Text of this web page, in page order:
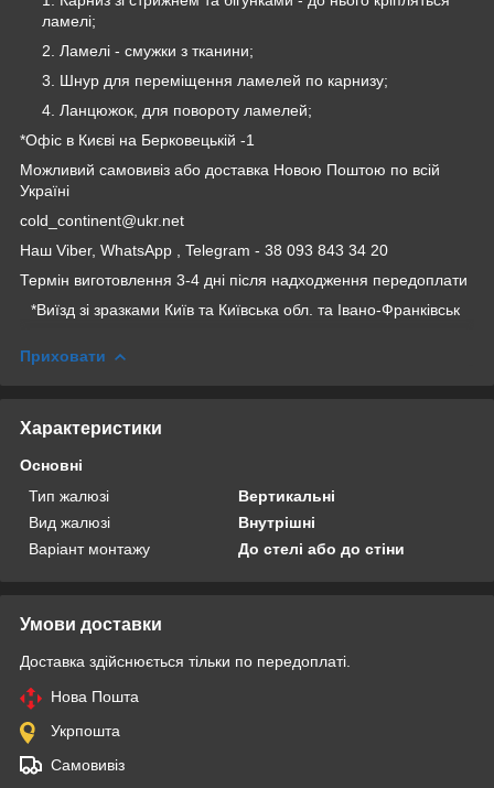
ламелі;
Ламелі - смужки з тканини;
Шнур для переміщення ламелей по карнизу;
Ланцюжок, для повороту ламелей;
*Офіс в Києві на Берковецькій -1
Можливий самовивіз або доставка Новою Поштою по всій
Україні
cold_continent@ukr.net
Наш Viber, WhatsApp , Telegram - 38 093 843 34 20
Термін виготовлення 3-4 дні після надходження передоплати
*Виїзд зі зразками Київ та Київська обл. та Івано-Франківськ
Приховати
Характеристики
Основні
Тип жалюзі
Вертикальні
Вид жалюзі
Внутрішні
Варіант монтажу
До стелі або до стіни
Умови доставки
Доставка здійснюється тільки по передоплаті.
Нова Пошта
Укрпошта
Самовивіз